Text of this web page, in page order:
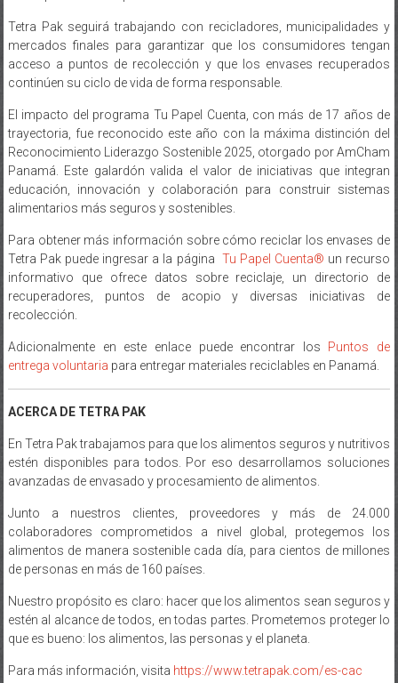
Tetra Pak seguirá trabajando con recicladores, municipalidades y
mercados finales para garantizar que los consumidores tengan
acceso a puntos de recolección y que los envases recuperados
continúen su ciclo de vida de forma responsable.
El impacto del programa Tu Papel Cuenta, con más de 17 años de
trayectoria, fue reconocido este año con la máxima distinción del
Reconocimiento Liderazgo Sostenible 2025, otorgado por AmCham
Panamá. Este galardón valida el valor de iniciativas que integran
educación, innovación y colaboración para construir sistemas
alimentarios más seguros y sostenibles.
Para obtener más información sobre cómo reciclar los envases de
Tetra Pak puede ingresar a la página Tu Papel Cuenta® un recurso
informativo que ofrece datos sobre reciclaje, un directorio de
recuperadores, puntos de acopio y diversas iniciativas de
recolección.
Adicionalmente en este enlace puede encontrar los Puntos de
entrega voluntaria para entregar materiales reciclables en Panamá.
ACERCA DE TETRA PAK
En Tetra Pak trabajamos para que los alimentos seguros y nutritivos
estén disponibles para todos. Por eso desarrollamos soluciones
avanzadas de envasado y procesamiento de alimentos.
Junto a nuestros clientes, proveedores y más de 24.000
colaboradores comprometidos a nivel global, protegemos los
alimentos de manera sostenible cada día, para cientos de millones
de personas en más de 160 países.
Nuestro propósito es claro: hacer que los alimentos sean seguros y
estén al alcance de todos, en todas partes. Prometemos proteger lo
que es bueno: los alimentos, las personas y el planeta.
Para más información, visita https://www.tetrapak.com/es-cac